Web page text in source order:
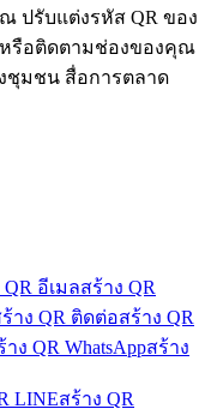
ปรับแต่งรหัส QR ของ
รือติดตามช่องของคุณ
ชุมชน สื่อการตลาด
QR อีเมลสร้าง QR
าง QR ติดต่อสร้าง QR
าง QR WhatsAppสร้าง
LINEสร้าง QR